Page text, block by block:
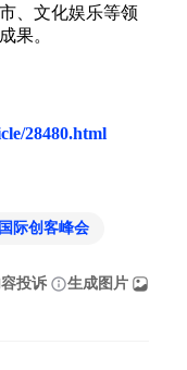
、文化娱乐等领
果。
28480.html
际创客峰会
投诉 生成图片